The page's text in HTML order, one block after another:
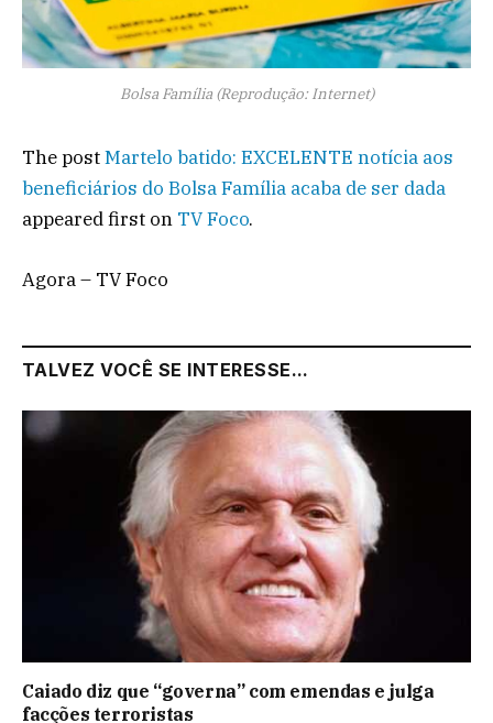
Bolsa Família (Reprodução: Internet)
The postMartelo batido: EXCELENTE notícia aos
beneficiários do Bolsa Família acaba de ser dada
appeared first on TV Foco.
Agora – TV Foco
TALVEZ VOCÊ SE INTERESSE...
Caiado diz que “governa” com emendas e julga
facções terroristas